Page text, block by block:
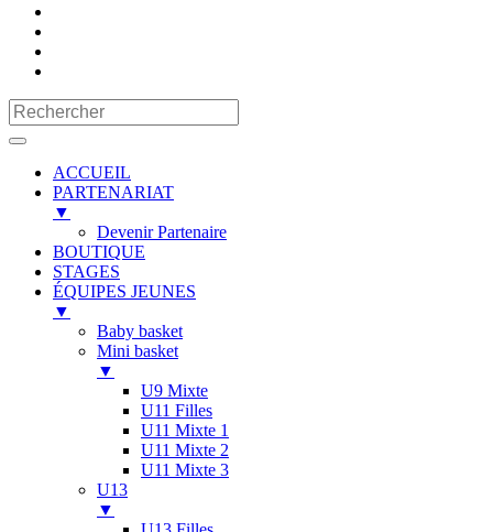
ACCUEIL
PARTENARIAT
▼
Devenir Partenaire
BOUTIQUE
STAGES
ÉQUIPES JEUNES
▼
Baby basket
Mini basket
▼
U9 Mixte
U11 Filles
U11 Mixte 1
U11 Mixte 2
U11 Mixte 3
U13
▼